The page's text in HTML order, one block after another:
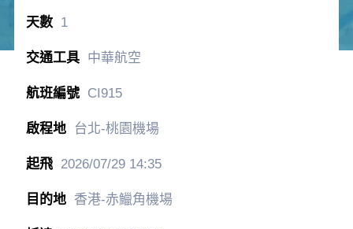
1
中華航空
CI915
台北-桃園機場
2026/07/2914:35
香港-赤鱲角機場